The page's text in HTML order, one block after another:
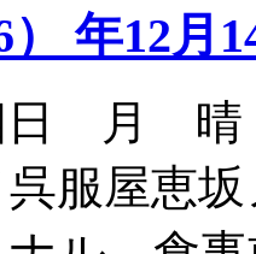
） 年12月
日 月
呉服屋恵